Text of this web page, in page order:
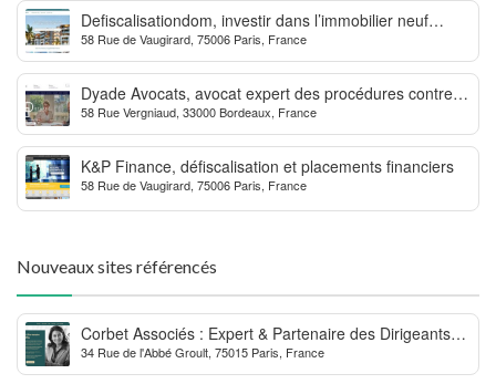
Defiscalisationdom, investir dans l’immobilier neuf
Outre-mer
58 Rue de Vaugirard, 75006 Paris, France
Dyade Avocats, avocat expert des procédures contre la
MDPH
58 Rue Vergniaud, 33000 Bordeaux, France
K&P Finance, défiscalisation et placements financiers
58 Rue de Vaugirard, 75006 Paris, France
Nouveaux sites référencés
Corbet Associés : Expert & Partenaire des Dirigeants
d’Entreprise
34 Rue de l'Abbé Groult, 75015 Paris, France